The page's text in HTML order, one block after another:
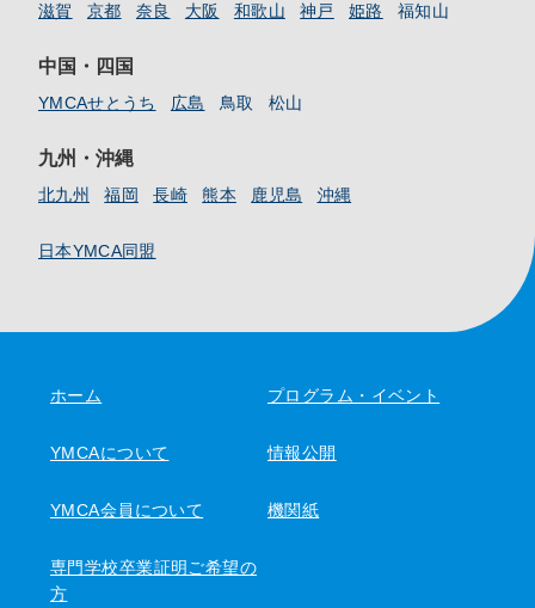
滋賀 京都 奈良 大阪 和歌山 神戸 姫路 福知山
中国・四国
YMCAせとうち 広島 鳥取 松山
九州・沖縄
北九州 福岡 長崎 熊本 鹿児島 沖縄
日本YMCA同盟
ホーム
YMCAについて
YMCA会員について
プログラム・イベント
情報公開
機関紙
専門学校卒業証明ご希望の
方